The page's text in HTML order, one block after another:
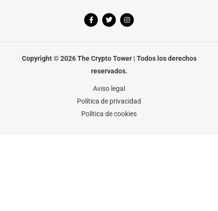
F
a
o
-
T
w
r
I
n
r
m
Copyright © 2026 The Crypto Tower | Todos los derechos
reservados.
Aviso legal
Política de privacidad
Política de cookies